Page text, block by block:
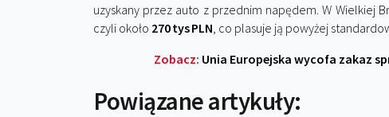
uzyskany przez auto z przednim napędem.W Wielkiej
czyli około 270 tys PLN, co plasuje ją powyżej
Zobacz: Unia Europejska wycofa zakaz
Powiązane artykuły: